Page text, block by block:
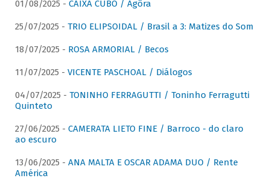
01/08/2025 - CAIXA CUBO / Agôra
25/07/2025 - TRIO ELIPSOIDAL / Brasil a 3: Matizes do Som
18/07/2025 - ROSA ARMORIAL / Becos
11/07/2025 - VICENTE PASCHOAL / Diálogos
04/07/2025 - TONINHO FERRAGUTTI / Toninho Ferragutti
Quinteto
27/06/2025 - CAMERATA LIETO FINE / Barroco - do claro
ao escuro
13/06/2025 - ANA MALTA E OSCAR ADAMA DUO / Rente
América